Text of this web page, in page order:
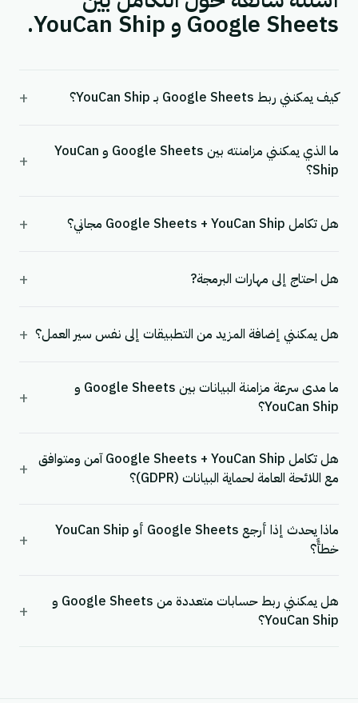
Google Sheets و YouCan Ship.
كيف يمكنني ربط Google Sheets بـ YouCan Ship؟ +
ما الذي يمكنني مزامنته بين Google Sheets و YouCan
Ship؟
+
هل تكامل Google Sheets + YouCan Ship مجاني؟ +
هل احتاج إلى مهارات البرمجة? +
هل يمكنني إضافة المزيد من التطبيقات إلى نفس سير العمل؟ +
ما مدى سرعة مزامنة البيانات بين Google Sheets و
YouCan Ship؟
+
هل تكامل Google Sheets + YouCan Ship آمن ومتوافق
مع اللائحة العامة لحماية البيانات (GDPR)؟
+
ماذا يحدث إذا أرجع Google Sheets أو YouCan Ship
خطأً؟
+
هل يمكنني ربط حسابات متعددة من Google Sheets و
YouCan Ship؟
+